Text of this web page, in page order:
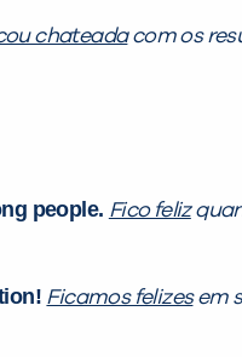
chateadacom os
people. Fico feliz
Ficamos felizesem